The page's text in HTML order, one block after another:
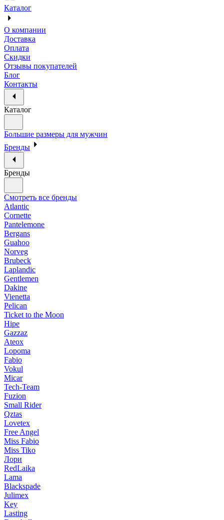
Каталог
О компании
Доставка
Оплата
Скидки
Отзывы покупателей
Блог
Контакты
Каталог
Большие размеры для мужчин
Бренды
Бренды
Смотреть все бренды
Atlantic
Cornette
Pantelemone
Bergans
Guahoo
Norveg
Brubeck
Laplandic
Gentlemen
Dakine
Vienetta
Pelican
Ticket to the Moon
Hipe
Gazzaz
Ateox
Lopoma
Fabio
Vokul
Micar
Tech-Team
Fuzion
Small Rider
Qztas
Lovetex
Free Angel
Miss Fabio
Miss Tiko
Лори
RedLaika
Lama
Blackspade
Julimex
Key
Lasting